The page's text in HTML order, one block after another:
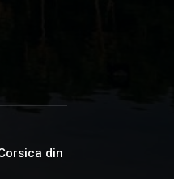
din